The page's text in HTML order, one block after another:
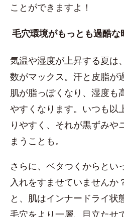
ことができますよ！
毛穴環境がもっとも過酷な
気温や湿度が上昇する夏は
数がマックス。汗と皮脂が
肌が脂っぽくなり、湿度も
やすくなります。いつも以
りやすく、それが黒ずみや
まうことも。
さらに、ベタつくからとい
入れをすませていませんか
と、肌はインナードライ状
毛穴をより一層、目立たせ